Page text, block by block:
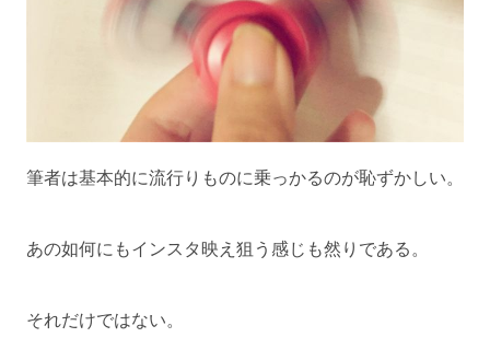
筆者は基本的に流行りものに乗っかるのが恥ずかしい。
あの如何にもインスタ映え狙う感じも然りである。
それだけではない。